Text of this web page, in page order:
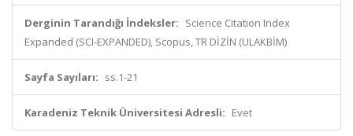
Derginin Tarandığı İndeksler: Science Citation Index
Expanded (SCI-EXPANDED), Scopus, TR DİZİN (ULAKBİM)
Sayfa Sayıları: ss.1-21
Karadeniz Teknik Üniversitesi Adresli: Evet